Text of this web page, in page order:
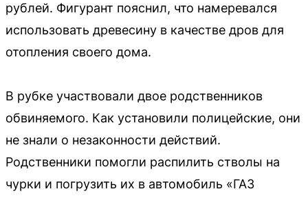
рублей. Фигурант пояснил, что намеревался
использовать древесину в качестве дров для
отопления своего дома.
В рубке участвовали двое родственников
обвиняемого. Как установили полицейские, они
не знали о незаконности действий.
Родственники помогли распилить стволы на
чурки и погрузить их в автомобиль «ГАЗ